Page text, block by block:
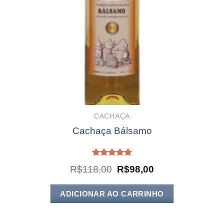
CACHAÇA
Cachaça Bálsamo
5.00de 5
R$118,00 O
preço
original
era:
R$118,00.
R$98,00
atual
é:
R$98,00.
ADICIONAR AO CARRINHO